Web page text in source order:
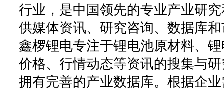
行业，是中国领先的专业产业研
供媒体资讯、研究咨询、数据库
鑫椤锂电专注于锂电池原材料、
价格、行情动态等资讯的搜集与
拥有完善的产业数据库。根据企